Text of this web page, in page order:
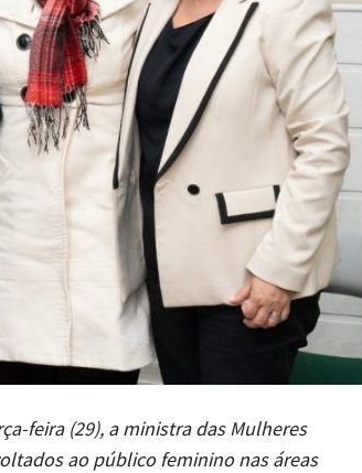
feira (29), a ministra das Mulheres
ao público feminino nas áreas